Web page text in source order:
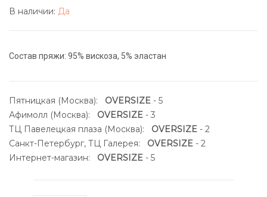
В наличии: Да
Состав пряжи: 95% вискоза, 5% эластан
Пятницкая (Москва): OVERSIZE - 5
Афимолл (Москва): OVERSIZE - 3
ТЦ Павелецкая плаза (Москва): OVERSIZE - 2
Санкт-Петербург, ТЦ Галерея: OVERSIZE - 2
Интернет-магазин: OVERSIZE - 5